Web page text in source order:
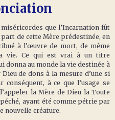
que l’Incarnation fût
de cette Mère prédestinée, en
à l’œuvre de mort, de même
vie. Ce qui est vrai à un titre
donna au monde la vie destinée à
de dons à la mesure d’une si
conséquent, à ce que l’usage se
la Mère de Dieu la Toute
ayant été comme pétrie par
nouvelle créature.